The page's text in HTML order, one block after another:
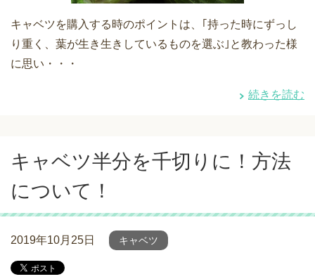
キャベツを購入する時のポイントは、｢持った時にずっし
り重く、葉が生き生きしているものを選ぶ｣と教わった様
に思い・・・
続きを読む
キャベツ半分を千切りに！方法
について！
2019年10月25日 キャベツ